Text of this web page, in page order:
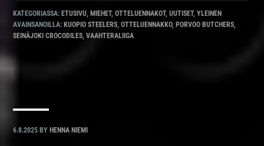
KATEGORIASSA: ETUSIVU, MIEHET,OTTELUENNAKOT,UUTISET,YLEINEN
AVAINSANOILLA: KUOPIO STEELERS,OTTELUENNAKKO, PORVOO BUTCHERS,
SEINÄJOKI CROCODILES,VAAHTERALIIGA
6.8.2025 BY HENNA NIEMI